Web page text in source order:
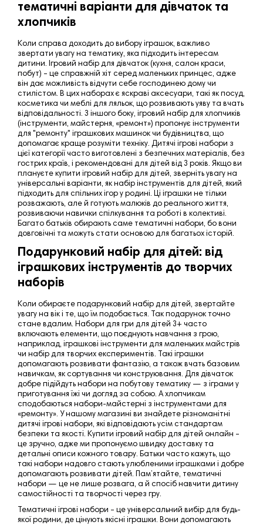
тематичні варіанти для дівчаток та
хлопчиків
Коли справа доходить до вибору іграшок, важливо
звертати увагу на тематику, яка підходить інтересам
дитини. Ігровий набір для дівчаток (кухня, салон краси,
побут) – це справжній хіт серед маленьких принцес, адже
він дає можливість відчути себе господинею дому чи
стилістом. В цих наборах є яскраві аксесуари, такі як посуд,
косметика чи меблі для ляльок, що розвивають уяву та вчать
відповідальності. З іншого боку, ігровий набір для хлопчиків
(інструменти, майстерня, «ремонт») пропонує інструменти
для "ремонту" іграшкових машинок чи будівництва, що
допомагає краще розуміти техніку. Дитячі ігрові набори з
цієї категорії часто виготовлені з безпечних матеріалів, без
гострих країв, і рекомендовані для дітей від 3 років. Якщо ви
плануєте купити ігровий набір для дітей, зверніть увагу на
універсальні варіанти, як набір інструментів для дітей, який
підходить для спільних ігор у родині. Ці іграшки не тільки
розважають, але й готують малюків до реального життя,
розвиваючи навички спілкування та роботі в колективі.
Багато батьків обирають саме тематичні набори, бо вони
довговічні та можуть стати основою для багатьох історій.
Подарунковий набір для дітей: від
іграшкових інструментів до творчих
наборів
Коли обираєте подарунковий набір для дітей, звертайте
увагу на вік і те, що їм подобається. Так подарунок точно
стане вдалим. Набори для гри для дітей 3+ часто
включають елементи, що поєднують навчання з грою,
наприклад, іграшкові інструменти для маленьких майстрів
чи набір для творчих експериментів. Такі іграшки
допомагають розвивати фантазію, а також вчать базовим
навичкам, як сортування чи конструювання. Для дівчаток
добре підійдуть набори на побутову тематику — з іграми у
приготування їжі чи догляд за собою. А хлопчикам
сподобаються набори-майстерні з інструментами для
«ремонту». У нашому магазині ви знайдете різноманітні
дитячі ігрові набори, які відповідають усім стандартам
безпеки та якості. Купити ігровий набір для дітей онлайн –
це зручно, адже ми пропонуємо швидку доставку та
детальні описи кожного товару. Батьки часто кажуть, що
такі набори надовго стають улюбленими іграшками і добре
допомагають розвивати дітей. Пам’ятайте, тематичні
набори — це не лише розвага, а й спосіб навчити дитину
самостійності та творчості через гру.
Тематичні ігрові набори – це універсальний вибір для будь-
якої родини, де цінують якісні іграшки. Вони допомагають